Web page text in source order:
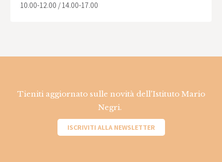
10.00-12.00 / 14.00-17.00
Tieniti aggiornato sulle novità dell'Istituto Mario
Negri.
ISCRIVITI ALLA NEWSLETTER